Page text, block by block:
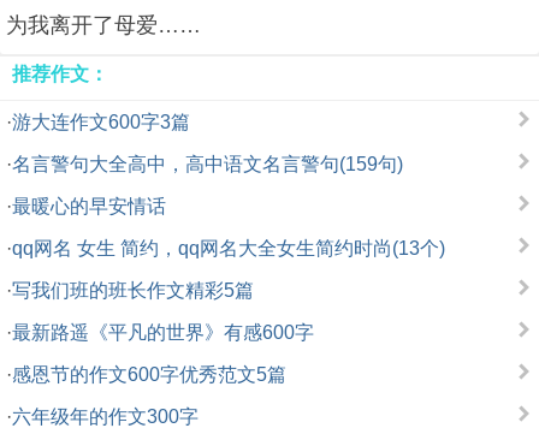
为我离开了母爱……
推荐作文：
·游大连作文600字3篇
·名言警句大全高中，高中语文名言警句(159句)
·最暖心的早安情话
·qq网名 女生 简约，qq网名大全女生简约时尚(13个)
·写我们班的班长作文精彩5篇
·最新路遥《平凡的世界》有感600字
·感恩节的作文600字优秀范文5篇
·六年级年的作文300字